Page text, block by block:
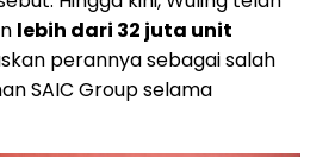
lebih dari 32 juta unit
perannya sebagai salah
SAIC Group selama